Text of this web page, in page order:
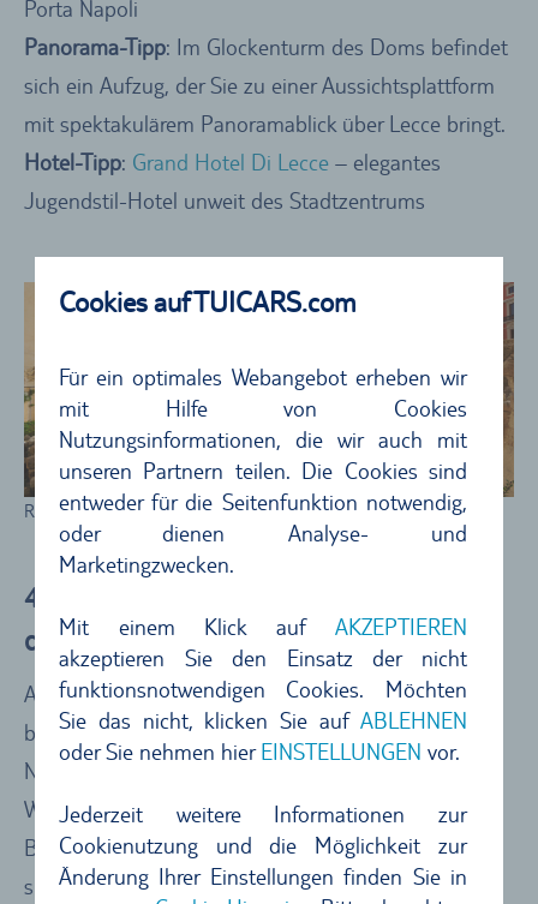
Cookies auf TUICARS.com
Für ein optimales Webangebot erheben wir
mit Hilfe von Cookies
Nutzungsinformationen, die wir auch mit
unseren Partnern teilen. Die Cookies sind
entweder für die Seitenfunktion notwendig,
oder dienen Analyse- und
Marketingzwecken.
Mit einem Klick aufAKZEPTIEREN
akzeptieren Sie den Einsatz der nicht
funktionsnotwendigen Cookies. Möchten
Sie das nicht, klicken Sie aufABLEHNEN
oder Sie nehmen hierEINSTELLUNGEN vor.
Jederzeit weitere Informationen zur
Cookienutzung und die Möglichkeit zur
Änderung Ihrer Einstellungen finden Sie in
Porta Napoli
Panorama-Tipp: Im Glockenturm des Doms befindet
sich ein Aufzug, der Sie zu einer Aussichtsplattform
mit spektakulärem Panoramablick über Lecce bringt.
Hotel-Tipp: Grand Hotel Di Lecce – elegantes
Jugendstil-Hotel unweit des Stadtzentrums
Römisches Amphitheater in Lecce
4.) Terra delle Gravine – Naturpark mit
dramatischen Schluchten
Apulien hat nicht nur städtetechnisch so einiges zu
bieten, sondern überzeugt auch mit traumhaften
Naturlandschaften. Absolutes Highlight für alle
Wander-Freunde: der Naturpark Terra delle Gravine.
Beim Wandern durch die dichten Wälder, die sich an
spektakuläre Schluchten schmiegen, erleben Sie die